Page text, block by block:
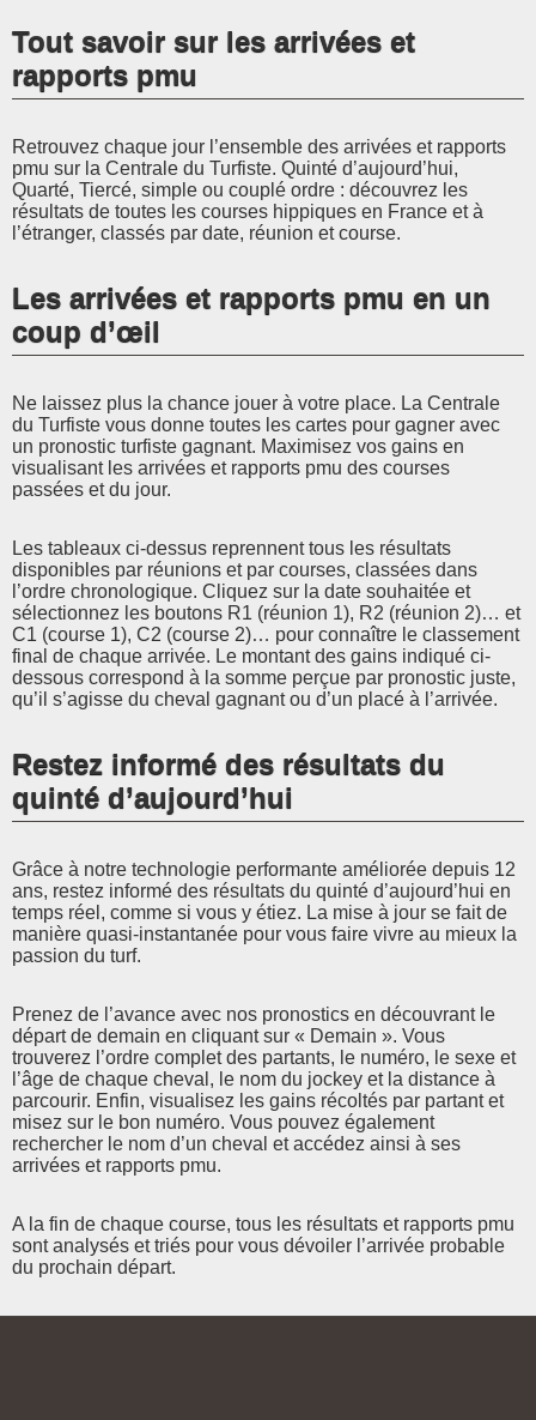
Tout savoir sur les arrivées et
rapports pmu
Retrouvez chaque jour l’ensemble des arrivées et rapports
pmu sur la Centrale du Turfiste. Quinté d’aujourd’hui,
Quarté, Tiercé, simple ou couplé ordre : découvrez les
résultats de toutes les courses hippiques en France et à
l’étranger, classés par date, réunion et course.
Les arrivées et rapports pmu en un
coup d’œil
Ne laissez plus la chance jouer à votre place. La Centrale
du Turfiste vous donne toutes les cartes pour gagner avec
un pronostic turfiste gagnant. Maximisez vos gains en
visualisant les arrivées et rapports pmu des courses
passées et du jour.
Les tableaux ci-dessus reprennent tous les résultats
disponibles par réunions et par courses, classées dans
l’ordre chronologique. Cliquez sur la date souhaitée et
sélectionnez les boutons R1 (réunion 1), R2 (réunion 2)… et
C1 (course 1), C2 (course 2)… pour connaître le classement
final de chaque arrivée. Le montant des gains indiqué ci-
dessous correspond à la somme perçue par pronostic juste,
qu’il s’agisse du cheval gagnant ou d’un placé à l’arrivée.
Restez informé des résultats du
quinté d’aujourd’hui
Grâce à notre technologie performante améliorée depuis 12
ans, restez informé des résultats du quinté d’aujourd’hui en
temps réel, comme si vous y étiez. La mise à jour se fait de
manière quasi-instantanée pour vous faire vivre au mieux la
passion du turf.
Prenez de l’avance avec nos pronostics en découvrant le
départ de demain en cliquant sur « Demain ». Vous
trouverez l’ordre complet des partants, le numéro, le sexe et
l’âge de chaque cheval, le nom du jockey et la distance à
parcourir. Enfin, visualisez les gains récoltés par partant et
misez sur le bon numéro. Vous pouvez également
rechercher le nom d’un cheval et accédez ainsi à ses
arrivées et rapports pmu.
A la fin de chaque course, tous les résultats et rapports pmu
sont analysés et triés pour vous dévoiler l’arrivée probable
du prochain départ.